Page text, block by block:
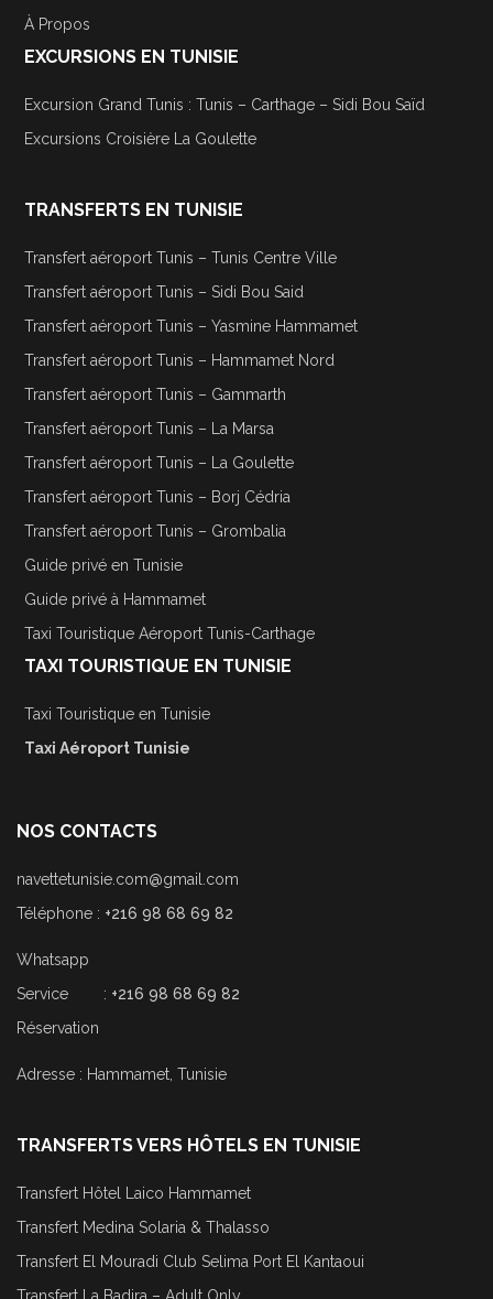
À Propos
EXCURSIONS EN TUNISIE
Excursion Grand Tunis : Tunis – Carthage – Sidi Bou Saïd
Excursions Croisière La Goulette
TRANSFERTS EN TUNISIE
Transfert aéroport Tunis – Tunis Centre Ville
Transfert aéroport Tunis – Sidi Bou Said
Transfert aéroport Tunis – Yasmine Hammamet
Transfert aéroport Tunis – Hammamet Nord
Transfert aéroport Tunis – Gammarth
Transfert aéroport Tunis – La Marsa
Transfert aéroport Tunis – La Goulette
Transfert aéroport Tunis – Borj Cédria
Transfert aéroport Tunis – Grombalia
Guide privé en Tunisie
Guide privé à Hammamet
Taxi Touristique Aéroport Tunis-Carthage
TAXI TOURISTIQUE EN TUNISIE
Taxi Touristique en Tunisie
Taxi Aéroport Tunisie
NOS CONTACTS
navettetunisie.com@gmail.com
Téléphone : +216 98 68 69 82
Whatsapp
Service : +216 98 68 69 82
Réservation
Adresse : Hammamet, Tunisie
TRANSFERTS VERS HÔTELS EN TUNISIE
Transfert Hôtel Laico Hammamet
Transfert Medina Solaria & Thalasso
Transfert El Mouradi Club Selima Port El Kantaoui
Transfert La Badira – Adult Only